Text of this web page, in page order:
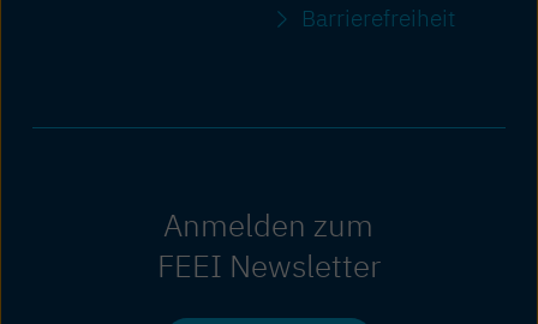
Barriere­freiheit
Anmelden zum
FEEI Newsletter